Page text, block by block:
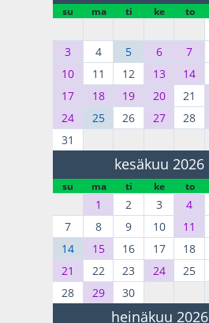
su ma ti ke to
3
4 5 6 7
10
11 12 13 14
17
18 19 20 21
24
25 26 27 28
31
kesäkuu 2026
su ma ti ke to
1 2 3 4
7
8 9 10 11
14
15 16 17 18
21
22 23 24 25
28
29 30
heinäkuu 2026